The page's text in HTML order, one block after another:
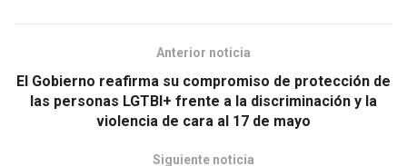
Anterior noticia
El Gobierno reafirma su compromiso de protección de
las personas LGTBI+ frente a la discriminación y la
violencia de cara al 17 de mayo
Siguiente noticia